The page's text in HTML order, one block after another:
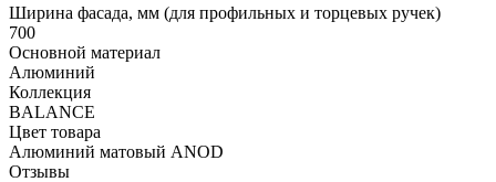
Ширина фасада, мм (для профильных и торцевых ручек)
700
Основной материал
Алюминий
Коллекция
BALANCE
Цвет товара
Алюминий матовый ANOD
Отзывы